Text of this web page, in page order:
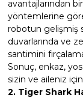
Dalgıç Pompa
avantajlarından
yöntemlerine
robotun gelişmiş
duvarlarında ve
santimini
Sonuç, enkaz,
sizin ve aileniz
2. Tiger Shark